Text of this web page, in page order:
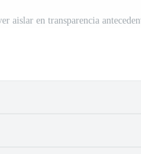
aislar en transparencia